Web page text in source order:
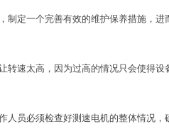
定一个完善有效的维护保养措施，进
速太高，因为过高的情况只会使得设
员必须检查好测速电机的整体情况，